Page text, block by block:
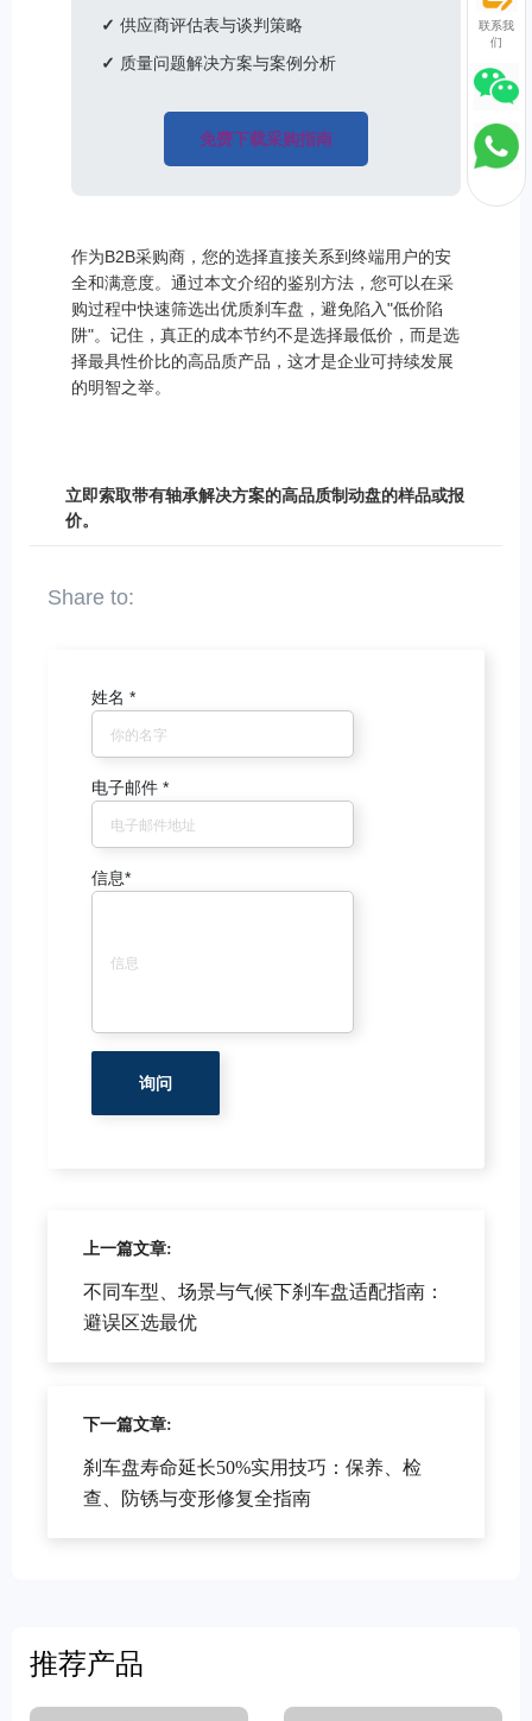
✓ 供应商评估表与谈判策略
✓ 质量问题解决方案与案例分析
免费下载采购指南
作为B2B采购商，您的选择直接关系到终端用户的安
全和满意度。通过本文介绍的鉴别方法，您可以在采
购过程中快速筛选出优质刹车盘，避免陷入"低价陷
阱"。记住，真正的成本节约不是选择最低价，而是选
择最具性价比的高品质产品，这才是企业可持续发展
的明智之举。
立即索取带有轴承解决方案的高品质制动盘的样品或报
价。
姓名 *
电子邮件 *
信息*
上一篇文章:
不同车型、场景与气候下刹车盘适配指南：
避误区选最优
下一篇文章:
刹车盘寿命延长50%实用技巧：保养、检
查、防锈与变形修复全指南
推荐产品
联系我
们